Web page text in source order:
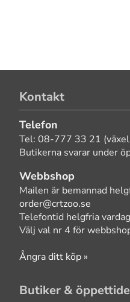
Kontakt
Telefon
Tel: 08-777 33 21
Butikerna svarar under
Webbshop
Mailen är bemannad
order@crtzoo.se
Telefontid helgfria
Välj val nr 4 för
Ångra ditt köp »
Butiker &